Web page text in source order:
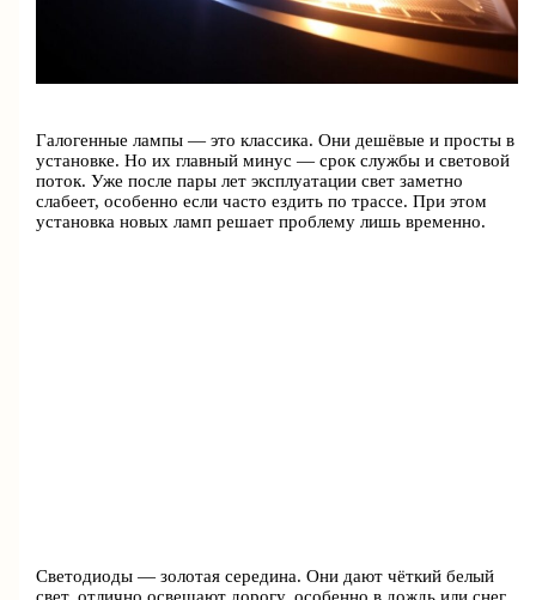
Галогенные лампы — это классика. Они дешёвые и просты в
установке. Но их главный минус — срок службы и световой
поток. Уже после пары лет эксплуатации свет заметно
слабеет, особенно если часто ездить по трассе. При этом
установка новых ламп решает проблему лишь временно.
Светодиоды — золотая середина. Они дают чёткий белый